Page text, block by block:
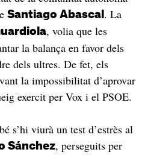
Santiago Abascal . La
, volia que les
la balança en favor dels
dels ultres. De fet, els
la impossibilitat d’aprovar
exercit per Vox i el PSOE.
s’hi viurà un test d’estrès al
Sánchez, perseguits per